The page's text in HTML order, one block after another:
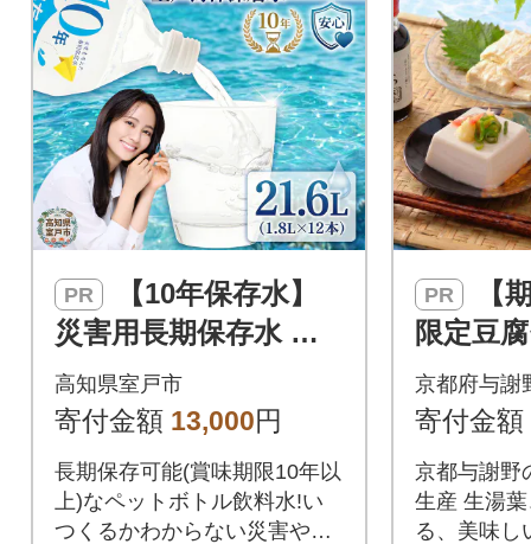
PR
災害用長期保存水 防
災グッズに必需品の
飲料水 ペットボトル
高知県室戸市
寄付金額 13,000円
長期保存可能(賞味期限10年以
上)なペットボトル飲料水!い
つくるかわからない災害や非
PR
限定豆
8個入
冷奴・
京都府与謝
寄付金額
京都与謝野
生産 生湯
る、美味し